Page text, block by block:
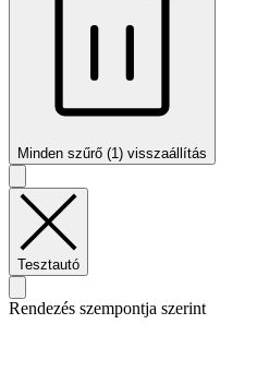
Minden szűrő (1) visszaállítás
Tesztautó
Rendezés szempontja szerint